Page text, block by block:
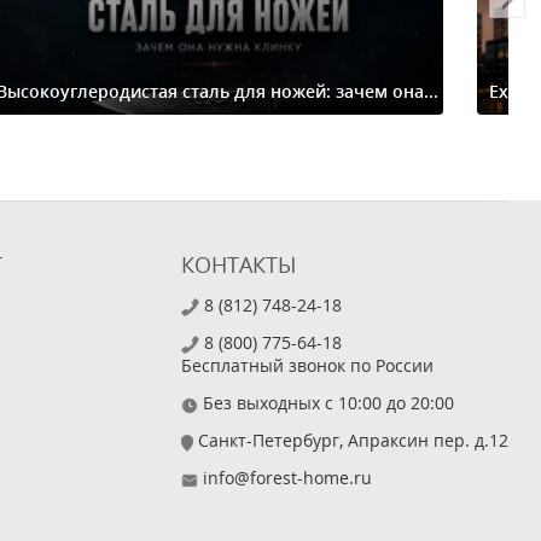
сталь для ножей: зачем она...
КОНТАКТЫ
8 (812) 748-24-18
8 (800) 775-64-18
Бесплатный звонок по России
Без выходных с 10:00 до 20:00
Санкт-Петербург, Апраксин пер. д.12
info@forest-home.ru